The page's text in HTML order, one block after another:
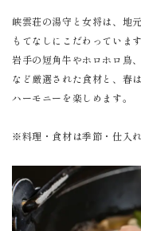
峡雲荘の湯守と女将は、地
もてなしにこだわっています
岩手の短角牛やホロホロ鳥
など厳選された食材と、春
ハーモニーを楽しめます。
※料理・食材は季節・仕入